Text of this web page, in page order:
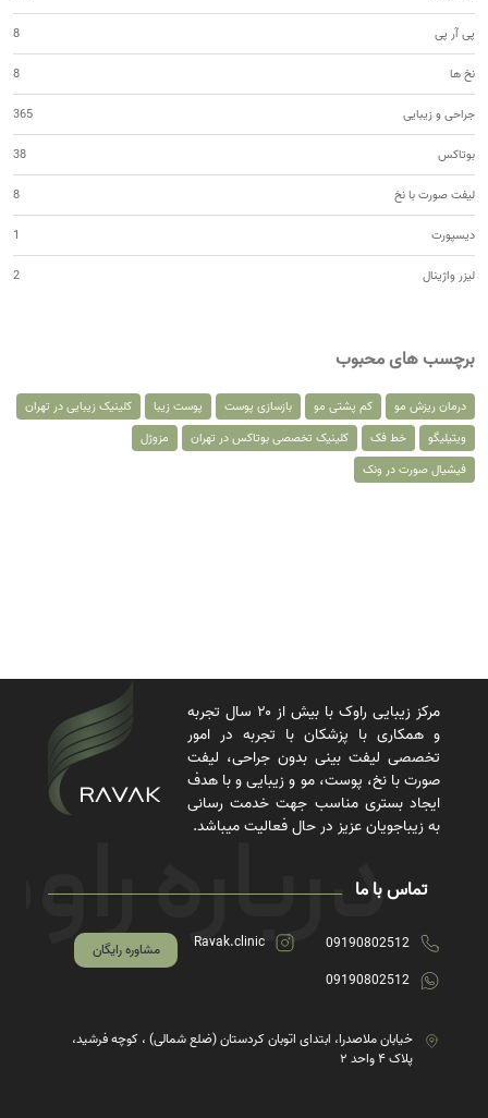
پی آر پی 8
نخ ها 8
جراحی و زیبایی 365
بوتاکس 38
لیفت صورت با نخ 8
دیسپورت 1
لیزر واژینال 2
برچسب های محبوب
درمان ریزش مو کم پشتی مو بازسازی پوست پوست زیبا
کلینیک زیبایی در تهران
ویتیلیگو
خط فک کلینیک تخصصی بوتاکس در تهران
مزوژل
فیشیال صورت در ونک
مرکز زیبایی راوک با بیش از ۲۰ سال تجربه
و همکاری با پزشکان با تجربه در امور
تخصصی لیفت بینی بدون جراحی، لیفت
صورت با نخ، پوست، مو و زیبایی و با هدف
ایجاد بستری مناسب جهت خدمت رسانی
به زیباجویان عزیز در حال فعالیت میباشد.
تماس با ما
09190802512
09190802512
Ravak.clinic مشاوره رایگان
خیابان ملاصدرا، ابتدای اتوبان کردستان (ضلع شمالی) ، کوچه فرشید،
پلاک ۴ واحد ۲